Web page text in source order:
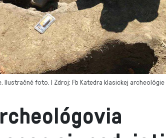
Ilustračné foto. | Zdroj: Fb Katedra klasickej archeológie